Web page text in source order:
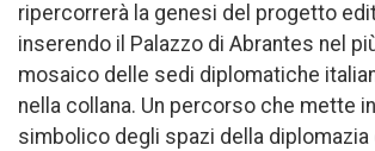
ripercorrerà la genesi del progetto
inserendo il Palazzo di Abrantes nel
mosaico delle sedi diplomatiche
nella collana. Un percorso che mette
simbolico degli spazi della diplomazia